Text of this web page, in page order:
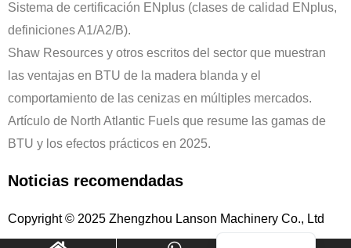
Sistema de certificación ENplus (clases de calidad ENplus,
definiciones A1/A2/B).
Shaw Resources y otros escritos del sector que muestran
las ventajas en BTU de la madera blanda y el
comportamiento de las cenizas en múltiples mercados.
Artículo de North Atlantic Fuels que resume las gamas de
BTU y los efectos prácticos en 2025.
Noticias recomendadas
Copyright © 2025 Zhengzhou Lanson Machinery Co., Ltd
English
German
Korean
Italian
Russian